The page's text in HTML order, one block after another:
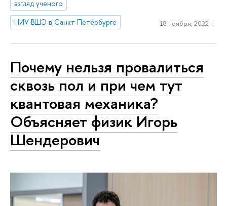
взгляд ученого
НИУ ВШЭ в Санкт-Петербурге
18 ноября, 2022 г.
Почему нельзя провалиться
сквозь пол и при чем тут
квантовая механика?
Объясняет физик Игорь
Шендерович